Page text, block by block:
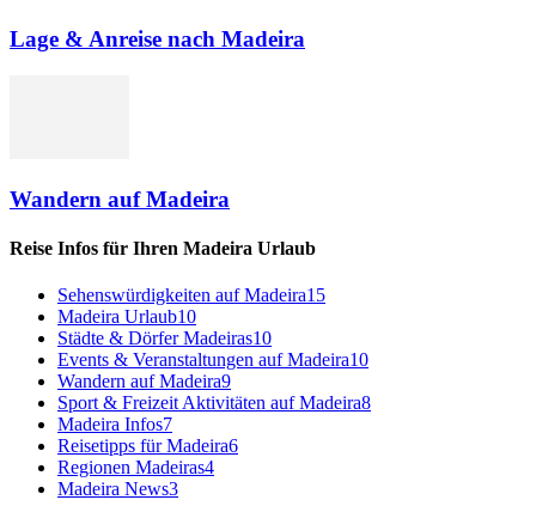
Lage & Anreise nach Madeira
Wandern auf Madeira
Reise Infos für Ihren Madeira Urlaub
Sehenswürdigkeiten auf Madeira15
Madeira Urlaub10
Städte & Dörfer Madeiras10
Events & Veranstaltungen auf Madeira10
Wandern auf Madeira9
Sport & Freizeit Aktivitäten auf Madeira8
Madeira Infos7
Reisetipps für Madeira6
Regionen Madeiras4
Madeira News3